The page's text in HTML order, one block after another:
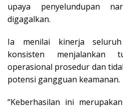
upaya penyelundupan
digagalkan.
Ia menilai kinerja
konsisten menjalankan
operasional prosedur dan
potensi gangguan keamanan.
“Keberhasilan ini